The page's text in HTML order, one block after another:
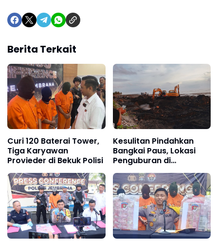
Berita Terkait
Curi 120 Baterai Tower,
Tiga Karyawan
Provieder di Bekuk Polisi
Kesulitan Pindahkan
Bangkai Paus, Lokasi
Penguburan di
Pindahkan